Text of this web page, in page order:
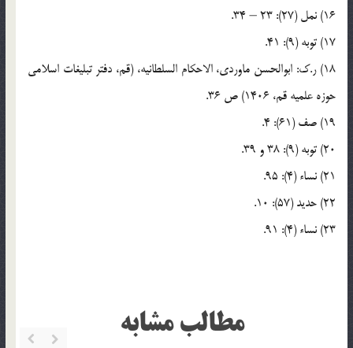
16) نمل (27): 23 – 34.
17) توبه (9): 41.
18) ر.ک: ابوالحسن ماوردی، الاحکام السلطانیه، (قم، دفتر تبلیغات اسلامی
حوزه علمیه قم، 1406) ص 36.
19) صف (61): 4.
20) توبه (9): 38 و 39.
21) نساء (4): 95.
22) حدید (57): 10.
23) نساء (4): 91.
مطالب مشابه